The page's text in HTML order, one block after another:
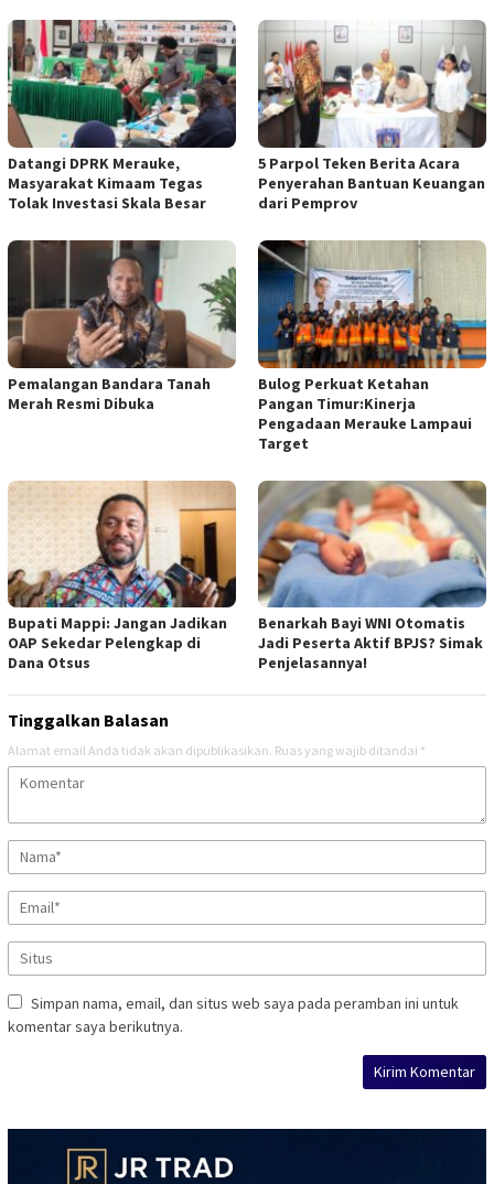
Datangi DPRK Merauke,
Masyarakat Kimaam Tegas
Tolak Investasi Skala Besar
5 Parpol Teken Berita Acara
Penyerahan Bantuan Keuangan
dari Pemprov
Pemalangan Bandara Tanah
Merah Resmi Dibuka
Bulog Perkuat Ketahan
Pangan Timur:Kinerja
Pengadaan Merauke Lampaui
Target
Bupati Mappi: Jangan Jadikan
OAP Sekedar Pelengkap di
Dana Otsus
Benarkah Bayi WNI Otomatis
Jadi Peserta Aktif BPJS? Simak
Penjelasannya!
Tinggalkan Balasan
Alamat email Anda tidak akan dipublikasikan. Ruas yang wajib ditandai *
Simpan nama, email, dan situs web saya pada peramban ini untuk
komentar saya berikutnya.